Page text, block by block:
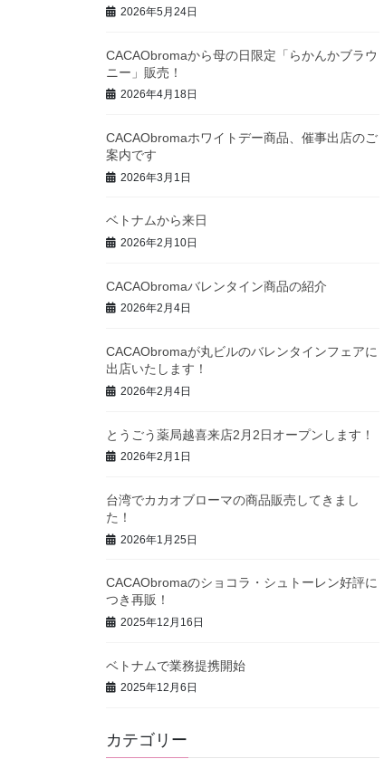
2026年5月24日
CACAObromaから母の日限定「らかんかブラウ
ニー」販売！
2026年4月18日
CACAObromaホワイトデー商品、催事出店のご
案内です
2026年3月1日
ベトナムから来日
2026年2月10日
CACAObromaバレンタイン商品の紹介
2026年2月4日
CACAObromaが丸ビルのバレンタインフェアに
出店いたします！
2026年2月4日
とうごう薬局越喜来店2月2日オープンします！
2026年2月1日
台湾でカカオブローマの商品販売してきまし
た！
2026年1月25日
CACAObromaのショコラ・シュトーレン好評に
つき再販！
2025年12月16日
ベトナムで業務提携開始
2025年12月6日
カテゴリー